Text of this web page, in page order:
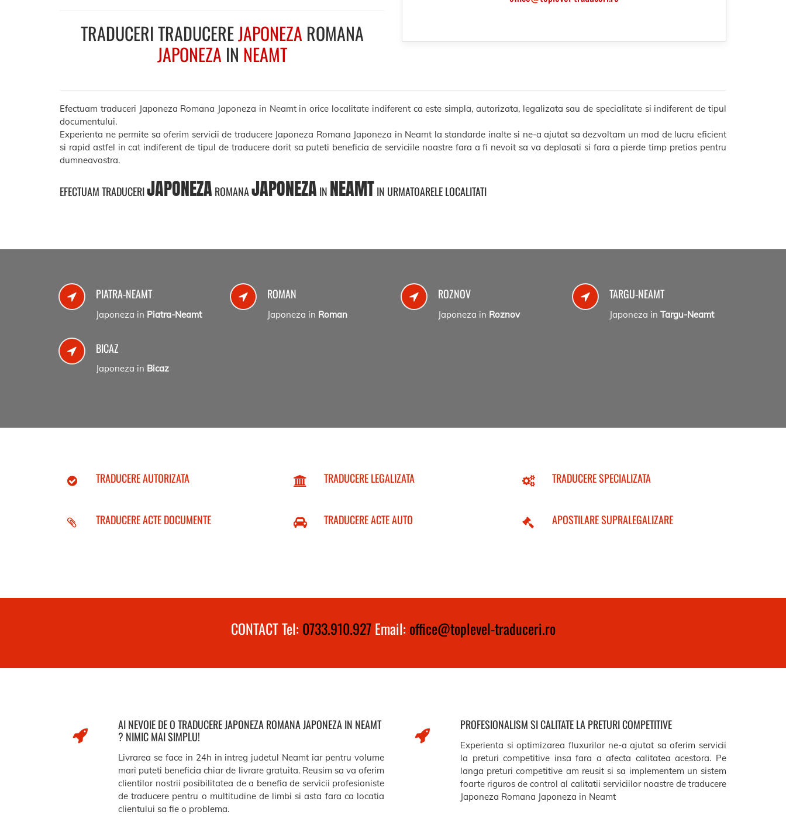
TRADUCERI TRADUCEREJAPONEZA ROMANA
JAPONEZA IN NEAMT
Efectuam traduceri Japoneza Romana Japoneza in Neamt in orice localitate indiferent ca este simpla, autorizata, legalizata sau de specialitate si indiferent de tipul
documentului.
Experienta ne permite sa oferim servicii de traducere Japoneza Romana Japoneza in Neamt la standarde inalte si ne-a ajutat sa dezvoltam un mod de lucru eficient
si rapid astfel in cat indiferent de tipul de traducere dorit sa puteti beneficia de serviciile noastre fara a fi nevoit sa va deplasati si fara a pierde timp pretios pentru
dumneavostra.
EFECTUAM TRADUCERIJAPONEZA ROMANAJAPONEZA IN NEAMTIN URMATOARELE LOCALITATI
PIATRA-NEAMT
Japoneza in Piatra-Neamt
ROMAN
Japoneza in Roman
ROZNOV
Japoneza in Roznov
TARGU-NEAMT
Japoneza in Targu-Neamt
BICAZ
Japoneza in Bicaz
TRADUCERE AUTORIZATA TRADUCERE LEGALIZATA TRADUCERE SPECIALIZATA
TRADUCERE ACTE DOCUMENTE TRADUCERE ACTE AUTO APOSTILARE SUPRALEGALIZARE
CONTACT Tel: 0733.910.927Email: office@toplevel-traduceri.ro
AI NEVOIE DE O TRADUCERE JAPONEZA ROMANA JAPONEZA IN NEAMT
? NIMIC MAI SIMPLU!
Livrarea se face in 24h in intreg judetul Neamt iar pentru volume
mari puteti beneficia chiar de livrare gratuita. Reusim sa va oferim
clientilor nostrii posibilitatea de a benefia de servicii profesioniste
de traducere pentru o multitudine de limbi si asta fara ca locatia
clientului sa fie o problema.
PROFESIONALISM SI CALITATE LA PRETURI COMPETITIVE
Experienta si optimizarea fluxurilor ne-a ajutat sa oferim servicii
la preturi competitive insa fara a afecta calitatea acestora. Pe
langa preturi competitive am reusit si sa implementem un sistem
foarte riguros de control al calitatii serviciilor noastre de traducere
Japoneza Romana Japoneza in Neamt